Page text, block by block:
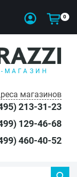
0
магазинов
213-31-23
129-46-68
460-40-52